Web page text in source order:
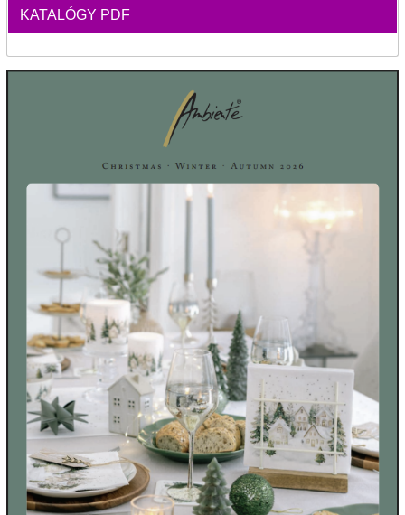
KATALÓGY PDF